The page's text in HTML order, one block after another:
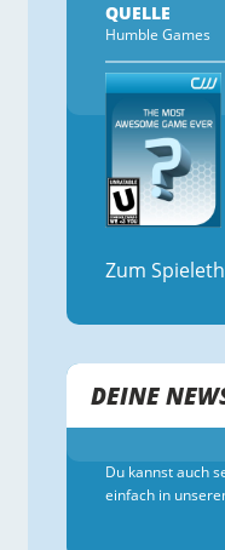
QUELLE
Humble Games
Zum
DEINE
Du kannst auch
einfach in